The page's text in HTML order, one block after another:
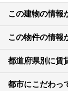
この建物の情報
この物件の情報
都道府県別に賃
都市にこだわっ